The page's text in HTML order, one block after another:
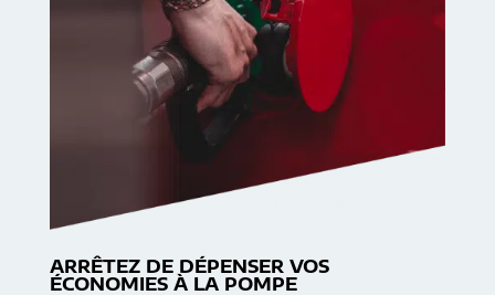
ARRÊTEZ DE DÉPENSER VOS
ÉCONOMIES À LA POMPE